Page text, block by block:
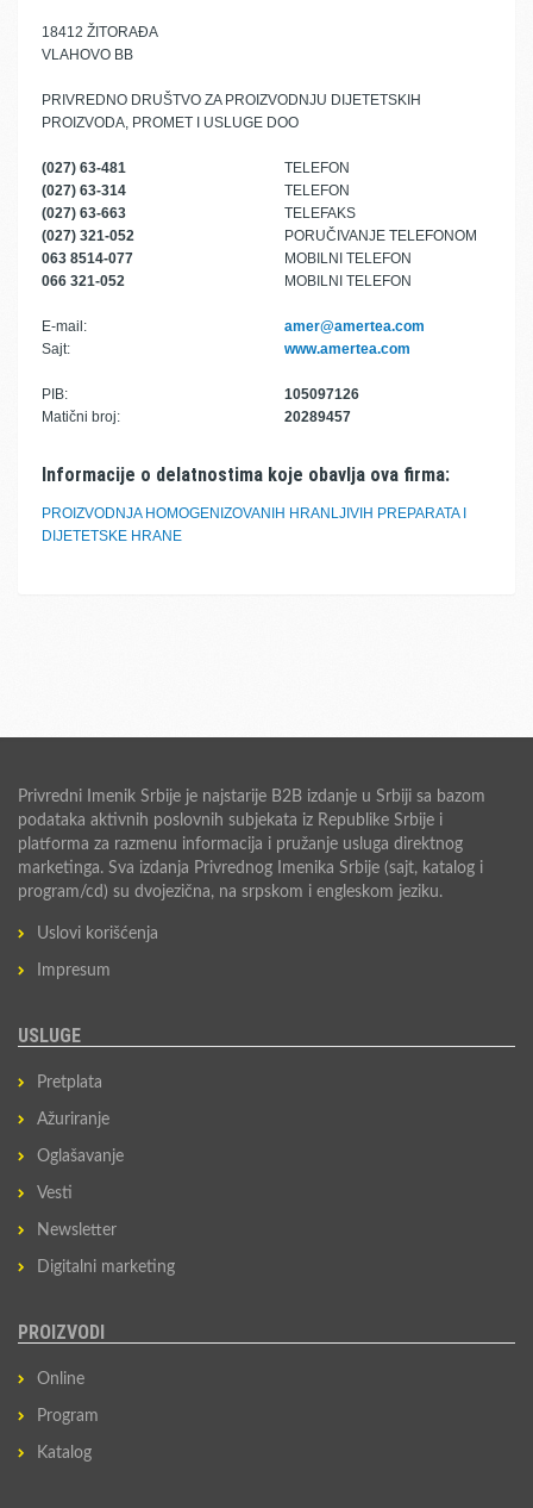
18412 ŽITORAĐA
VLAHOVO BB
PRIVREDNO DRUŠTVO ZA PROIZVODNJU DIJETETSKIH
PROIZVODA, PROMET I USLUGE DOO
(027) 63-481
TELEFON
(027) 63-314
TELEFON
(027) 63-663
TELEFAKS
(027) 321-052
PORUČIVANJE TELEFONOM
063 8514-077
MOBILNI TELEFON
066 321-052
MOBILNI TELEFON
E-mail:
amer@amertea.com
Sajt:
www.amertea.com
PIB:
105097126
Matični broj:
20289457
Informacije o delatnostima koje obavlja ova firma:
PROIZVODNJA HOMOGENIZOVANIH HRANLJIVIH PREPARATA I
DIJETETSKE HRANE
Privredni Imenik Srbije je najstarije B2B izdanje u Srbiji sa bazom
podataka aktivnih poslovnih subjekata iz Republike Srbije i
platforma za razmenu informacija i pružanje usluga direktnog
marketinga. Sva izdanja Privrednog Imenika Srbije (sajt, katalog i
program/cd) su dvojezična, na srpskom i engleskom jeziku.
Uslovi korišćenja
Impresum
USLUGE
Pretplata
Ažuriranje
Oglašavanje
Vesti
Newsletter
Digitalni marketing
PROIZVODI
Online
Program
Katalog